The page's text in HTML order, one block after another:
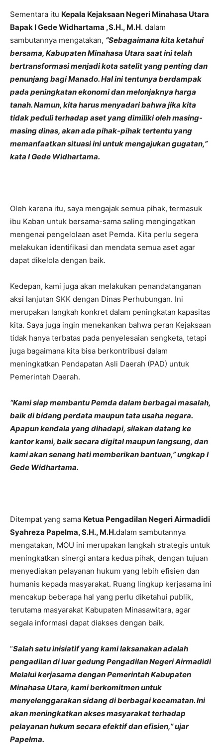
Sementara itu Kepala Kejaksaan Negeri Minahasa Utara
Bapak I Gede Widhartama ,S.H., M.H. dalam
sambutannya mengatakan, “Sebagaimana kita ketahui
bersama, Kabupaten Minahasa Utara saat ini telah
bertransformasi menjadi kota satelit yang penting dan
penunjang bagi Manado. Hal ini tentunya berdampak
pada peningkatan ekonomi dan melonjaknya harga
tanah. Namun, kita harus menyadari bahwa jika kita
tidak peduli terhadap aset yang dimiliki oleh masing-
masing dinas, akan ada pihak-pihak tertentu yang
memanfaatkan situasi ini untuk mengajukan gugatan,”
kata I Gede Widhartama.
Oleh karena itu, saya mengajak semua pihak, termasuk
ibu Kaban untuk bersama-sama saling mengingatkan
mengenai pengelolaan aset Pemda. Kita perlu segera
melakukan identifikasi dan mendata semua aset agar
dapat dikelola dengan baik.
Kedepan, kami juga akan melakukan penandatanganan
aksi lanjutan SKK dengan Dinas Perhubungan. Ini
merupakan langkah konkret dalam peningkatan kapasitas
kita. Saya juga ingin menekankan bahwa peran Kejaksaan
tidak hanya terbatas pada penyelesaian sengketa, tetapi
juga bagaimana kita bisa berkontribusi dalam
meningkatkan Pendapatan Asli Daerah (PAD) untuk
Pemerintah Daerah.
“Kami siap membantu Pemda dalam berbagai masalah,
baik di bidang perdata maupun tata usaha negara.
Apapun kendala yang dihadapi, silakan datang ke
kantor kami, baik secara digital maupun langsung, dan
kami akan senang hati memberikan bantuan,” ungkap I
Gede Widhartama.
Ditempat yang sama Ketua Pengadilan Negeri Airmadidi
Syahreza Papelma, S.H., M.H.dalam sambutannya
mengatakan, MOU ini merupakan langkah strategis untuk
meningkatkan sinergi antara kedua pihak, dengan tujuan
menyediakan pelayanan hukum yang lebih efisien dan
humanis kepada masyarakat. Ruang lingkup kerjasama ini
mencakup beberapa hal yang perlu diketahui publik,
terutama masyarakat Kabupaten Minasawitara, agar
segala informasi dapat diakses dengan baik.
“Salah satu inisiatif yang kami laksanakan adalah
pengadilan di luar gedung Pengadilan Negeri Airmadidi
Melalui kerjasama dengan Pemerintah Kabupaten
Minahasa Utara, kami berkomitmen untuk
menyelenggarakan sidang di berbagai kecamatan. Ini
akan meningkatkan akses masyarakat terhadap
pelayanan hukum secara efektif dan efisien,” ujar
Papelma.